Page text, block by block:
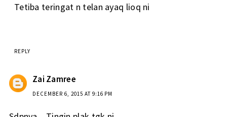
Tetiba teringat n telan ayaq lioq ni
REPLY
Zai Zamree
DECEMBER 6, 2015 AT 9:16 PM